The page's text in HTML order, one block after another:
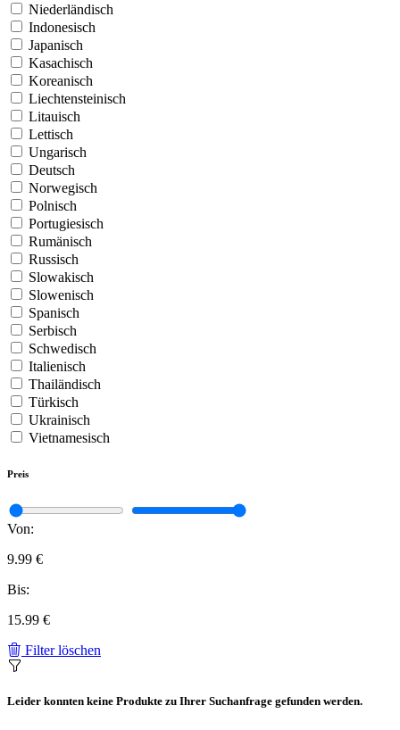
Niederländisch
Indonesisch
Japanisch
Kasachisch
Koreanisch
Liechtensteinisch
Litauisch
Lettisch
Ungarisch
Deutsch
Norwegisch
Polnisch
Portugiesisch
Rumänisch
Russisch
Slowakisch
Slowenisch
Spanisch
Serbisch
Schwedisch
Italienisch
Thailändisch
Türkisch
Ukrainisch
Vietnamesisch
Preis
Von:
9.99 €
Bis:
15.99 €
Filter löschen
Leider konnten keine Produkte zu Ihrer Suchanfrage gefunden werden.